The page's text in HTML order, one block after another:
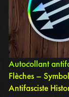
Autocollant
Flèches –
Antifasciste